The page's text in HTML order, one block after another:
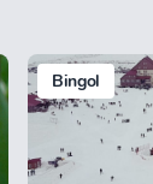
Bingol